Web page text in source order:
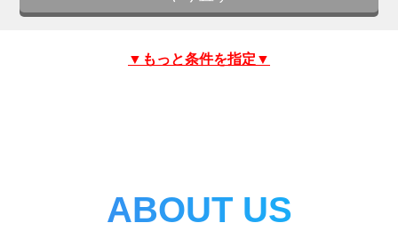
▼もっと条件を指定▼
ABOUT US